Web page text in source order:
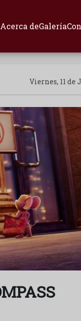
Acerca deGalería
Viernes, 11 de